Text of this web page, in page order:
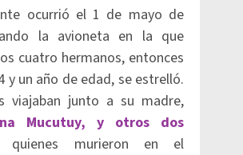
ocurrió el 1 de mayo de
la avioneta en la que
cuatro hermanos, entonces
y un año de edad, se estrelló.
viajaban junto a su madre,
Mucutuy, y otros dos
quienes murieron en el